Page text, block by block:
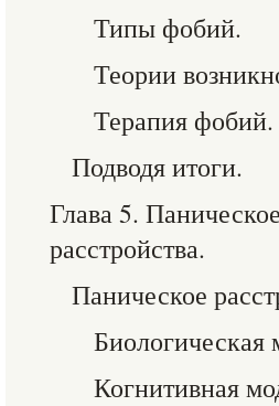
Типы фобий.
Теории
Терапия фобий.
Подводя итоги.
Глава 5.
расстройства.
Паническое
Биологическая
Когнитивная